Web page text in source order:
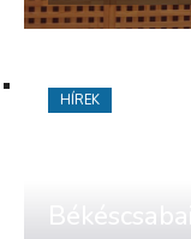
HÍREK